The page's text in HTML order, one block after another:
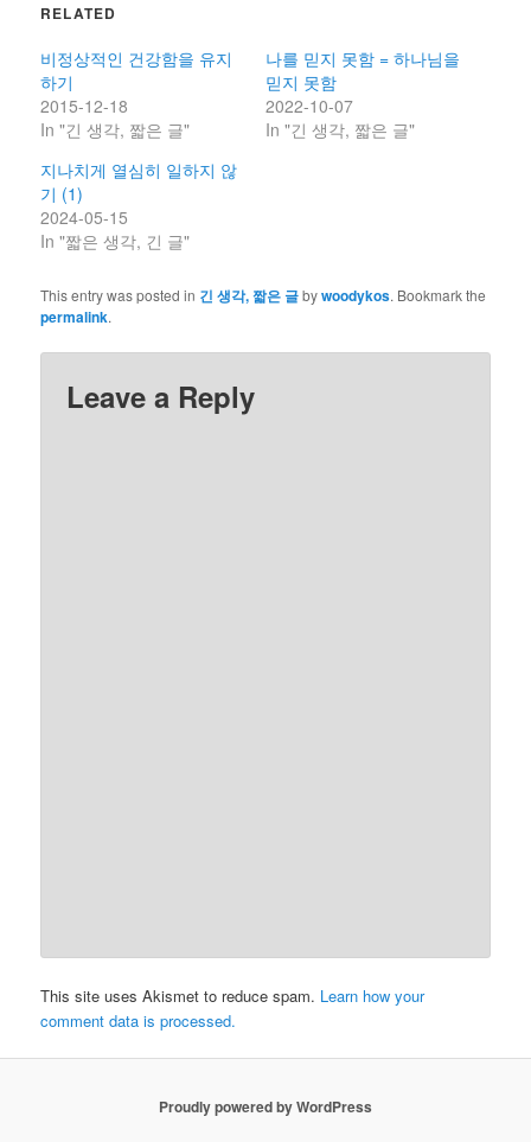
RELATED
비정상적인 건강함을 유지
하기
2015-12-18
In "긴 생각, 짧은 글"
나를 믿지 못함 = 하나님을
믿지 못함
2022-10-07
In "긴 생각, 짧은 글"
지나치게 열심히 일하지 않
기 (1)
2024-05-15
In "짧은 생각, 긴 글"
This entry was posted in 긴 생각, 짧은 글bywoodykos. Bookmark the
permalink.
Leave a Reply
This site uses Akismet to reduce spam. Learn how your
comment data is processed.
Proudly powered by WordPress